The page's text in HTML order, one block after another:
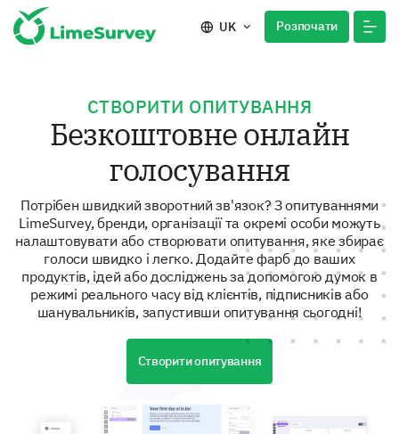
UK Розпочати
СТВОРИТИ ОПИТУВАННЯ
Безкоштовне онлайн
голосування
Потрібен швидкий зворотний зв'язок? З опитуваннями
LimeSurvey, бренди, організації та окремі особи можуть
налаштовувати або створювати опитування, яке збирає
голоси швидко і легко. Додайте фарб до ваших
продуктів, ідей або досліджень за допомогою думок в
режимі реального часу від клієнтів, підписників або
шанувальників, запустивши опитування сьогодні!
Створити опитування